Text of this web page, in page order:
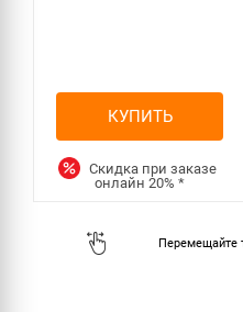
КУПИТЬ
Скидка при заказе
онлайн20%*